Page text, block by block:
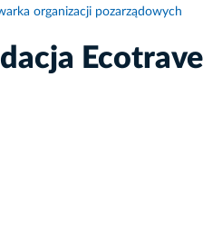
organizacji pozarządowych
Ecotravel